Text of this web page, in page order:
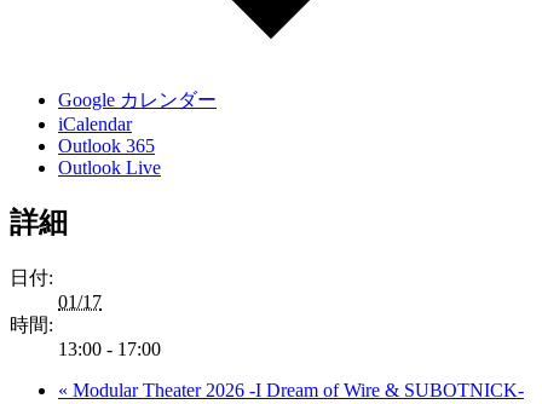
Google カレンダー
iCalendar
Outlook 365
Outlook Live
詳細
日付:
01/17
時間:
13:00 - 17:00
« Modular Theater 2026 -I Dream of Wire & SUBOTNICK-